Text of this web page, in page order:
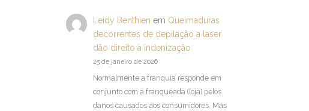
Leidy Benthien em Queimaduras
decorrentes de depilação a laser
dão direito à indenização
25 de janeiro de 2026
Normalmente a franquia responde em
conjunto com a franqueada (loja) pelos
danos causados aos consumidores. Mas